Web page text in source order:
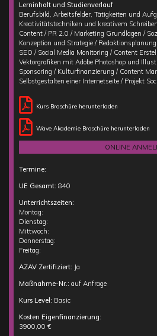
Lerninhalt und Studienverlauf
Berufsbild, Arbeitsfelder, Tätigkeiten und
Kreativitätstechniken und kreativem
Content / PR 2.0 / Marketing Grundlagen /
Konzeption und Strategie /
SEO / Social Media Monitoring / Content
Vektorgrafiken mit Adobe Photoshop und
Sponsoring / Kulturfinanzierung / Content
Selbstgestalten einer Internetseite / Projekt
Kurs Broschüre herunterladen
Wave Akademie Broschüre herunterladen
ONLINE
Termine:
UE Gesamt: 840
Unterrichtszeiten:
Montag:
Dienstag:
Mittwoch:
Donnerstag:
Freitag:
AZAV Zertifiziert: Ja
Maßnahme-Nr.: auf Anfrage
Kurs Level: Basic
Kosten Eigenfinanzierung:
3900,00 €